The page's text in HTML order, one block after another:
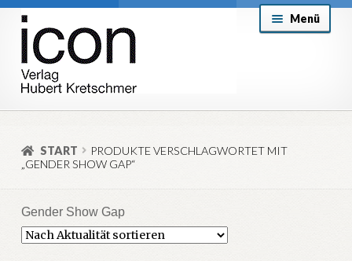
Zur
Navigation
springen
Zum
Inhalt
springen
Menü
About
Versand & Lieferung
Aktuell
START
PRODUKTE VERSCHLAGWORTET MIT
„GENDER SHOW GAP“
Gender Show Gap